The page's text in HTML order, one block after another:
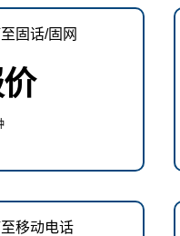
固话/固网
移动电话